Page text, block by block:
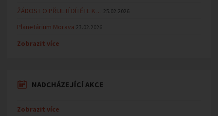
ŽÁDOST O PŘIJETÍ DÍTĚTE K… 25.02.2026
Planetárium Morava 23.02.2026
Zobrazit více
NADCHÁZEJÍCÍ AKCE
Zobrazit více